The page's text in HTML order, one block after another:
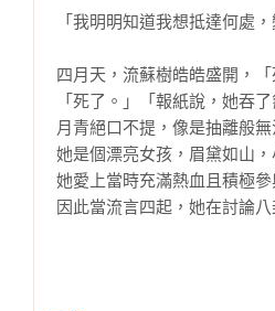
「我明明知道我想抵達何處
四月天，流蘇樹皓皓盛開，
「死了。」「報紙說，她吞
月青絕口不提，像是抽離般
她是個漂亮女孩，眉黛如山
她愛上當時充滿熱血且積極
因此當流言四起，她在討論